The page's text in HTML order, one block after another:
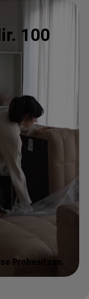
100
Probesitzen.